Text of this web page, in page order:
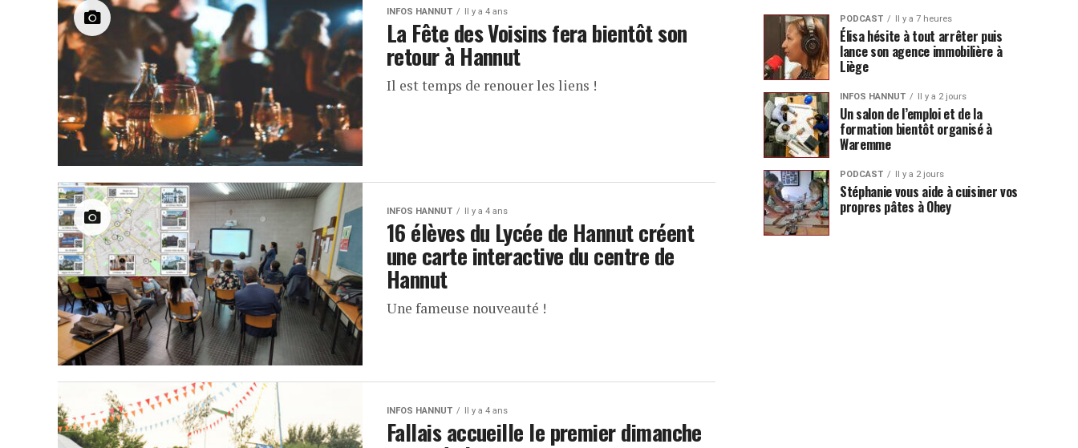
INFOS HANNUT Il y a 4 ans
La Fête des Voisins fera bientôt son
retour à Hannut
Il est temps de renouer les liens !
INFOS HANNUT Il y a 4 ans
16 élèves du Lycée de Hannut créent
une carte interactive du centre de
Hannut
Une fameuse nouveauté !
INFOS HANNUT Il y a 4 ans
Fallais accueille le premier dimanche
PODCAST Il y a 7 heures
Élisa hésite à tout arrêter puis
lance son agence immobilière à
Liège
INFOS HANNUT Il y a 2 jours
Un salon de l’emploi et de la
formation bientôt organisé à
Waremme
PODCAST Il y a 2 jours
Stéphanie vous aide à cuisiner vos
propres pâtes à Ohey